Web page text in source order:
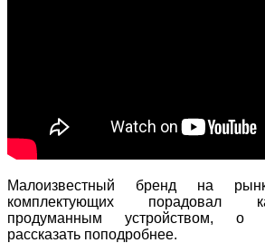
Малоизвестный бренд на
комплектующих порадовал
продуманным устройством, о
рассказать поподробнее.